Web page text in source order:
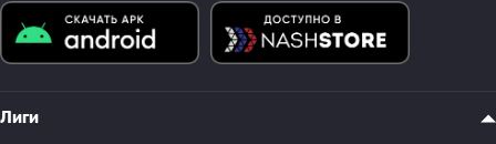
Лиги